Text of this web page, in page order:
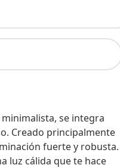
se integra
Creado principalmente
fuerte y robusta.
luz cálida que te hace